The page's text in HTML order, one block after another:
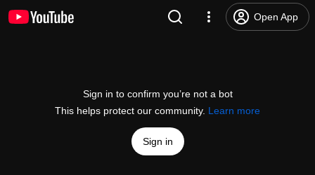
Open App
Sign in to confirm you’re not a bot
This helps protect our community. Learn more
Sign in